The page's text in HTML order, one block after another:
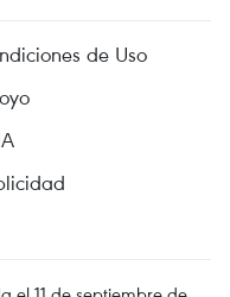
de Uso